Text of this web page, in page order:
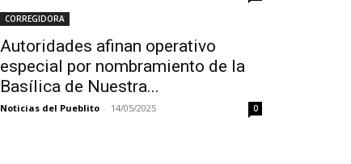
CORREGIDORA
Autoridades afinan operativo
especial por nombramiento de la
Basílica de Nuestra...
Noticias del Pueblito - 14/05/2025 0